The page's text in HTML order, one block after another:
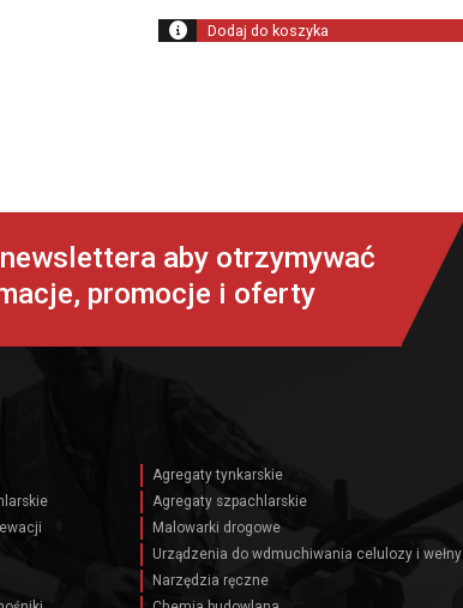
Dodaj do koszyka
aby otrzymywać
promocje i oferty
Agregaty tynkarskie
Agregaty szpachlarskie
Malowarki drogowe
Urządzenia do wdmuchiwania celulozy i wełny
Narzędzia ręczne